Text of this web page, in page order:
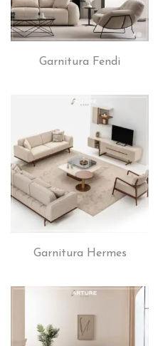
Garnitura Fendi
Garnitura Hermes